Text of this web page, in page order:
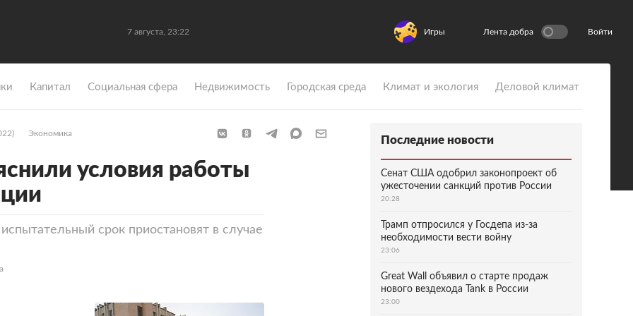
7 августа, 23:22 Игры Лента добра Войти
Капитал Социальная сфера Недвижимость Городская среда Климат и экология Деловой климат
Экономика
условия работы
срок приостановят в случае
Последние новости
Сенат США одобрил законопроект об
ужесточении санкций против России
20:28
Трамп отпросился у Госдепа из-за
необходимости вести войну
23:06
Great Wall объявил о старте продаж
нового вездехода Tank в России
23:00